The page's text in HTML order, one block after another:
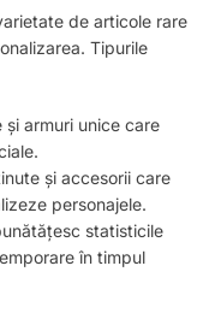
de articole rare
Tipurile
și armuri unice care
și accesorii care
personajele.
statisticile
în timpul